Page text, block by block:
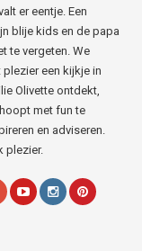
er eentje. Een
blije kids en de papa
te vergeten. We
plezier een kijkje in
Olivette ontdekt,
met fun te
en adviseren.
plezier.